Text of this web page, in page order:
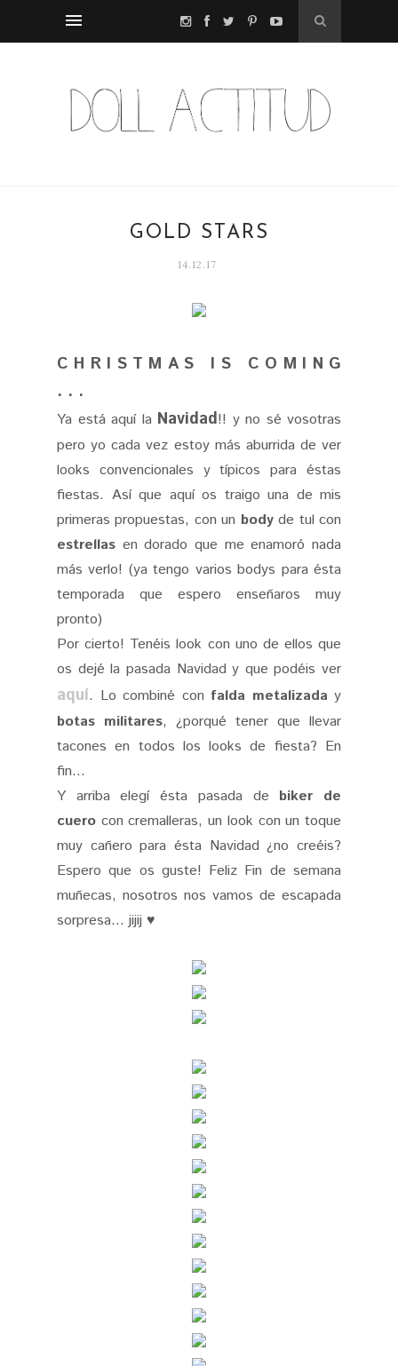
GOLD STARS
14.12.17
C H R I S T M A S I S C O M I N G
. . .
Ya está aquí la Navidad!! y no sé vosotras
pero yo cada vez estoy más aburrida de ver
looks convencionales y típicos para éstas
fiestas. Así que aquí os traigo una de mis
primeras propuestas, con un bodyde tul con
estrellas en dorado que me enamoró nada
más verlo! (ya tengo varios bodys para ésta
temporada que espero enseñaros muy
pronto)
Por cierto! Tenéis look con uno de ellos que
os dejé la pasada Navidad y que podéis ver
aquí. Lo combiné con falda metalizada y
botas militares, ¿porqué tener que llevar
tacones en todos los looks de fiesta? En
fin...
Y arriba elegí ésta pasada de biker de
cuero con cremalleras, un look con un toque
muy cañero para ésta Navidad ¿no creéis?
Espero que os guste! Feliz Fin de semana
muñecas, nosotros nos vamos de escapada
sorpresa... jijij ♥